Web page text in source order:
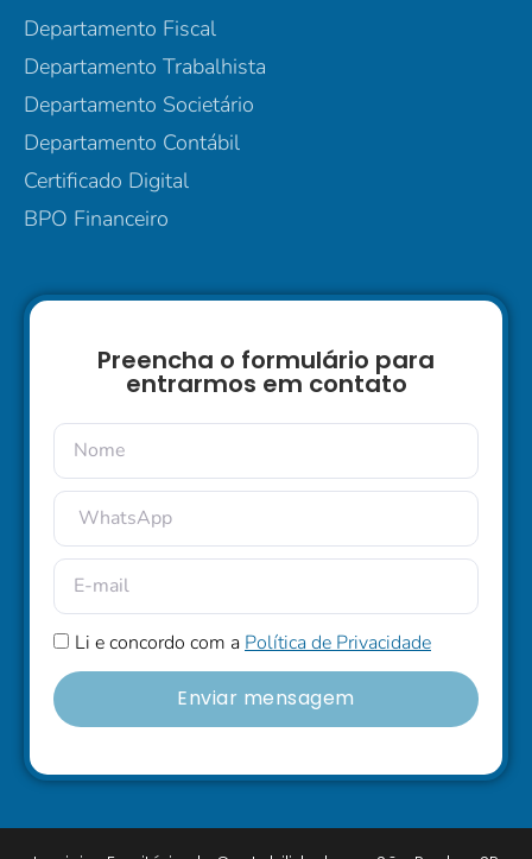
Departamento Fiscal
Departamento Trabalhista
Departamento Societário
Departamento Contábil
Certificado Digital
BPO Financeiro
Preencha o formulário para
entrarmos em contato
Li e concordo com a Política de Privacidade
Enviar mensagem